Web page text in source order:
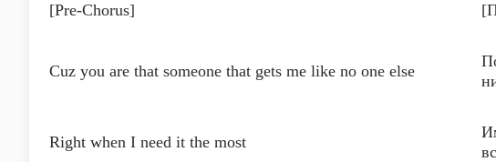
[Pre-Chorus]
Cuz you are that someone that gets me like no one else
Right when I need it the most